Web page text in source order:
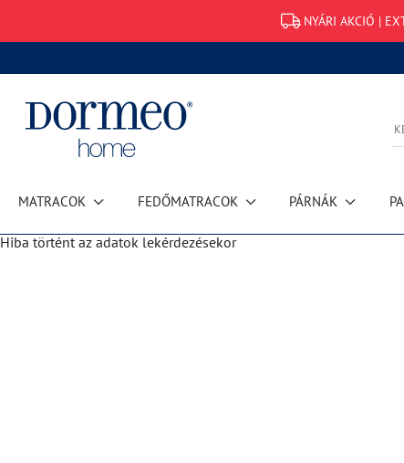
NYÁRI AKCIÓ |
MATRACOK FEDŐMATRACOK PÁRNÁK
Hiba történt az adatok lekérdezésekor